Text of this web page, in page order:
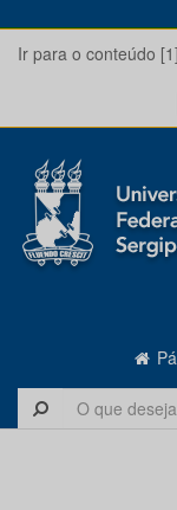
Ir para o conteúdo [1]